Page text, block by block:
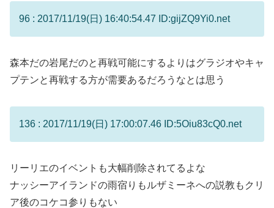
96 : 2017/11/19(日) 16:40:54.47 ID:gijZQ9Yi0.net
森本だの岩尾だのと再戦可能にするよりはグラジオやキャ
プテンと再戦する方が需要あるだろうなとは思う
136 : 2017/11/19(日) 17:00:07.46 ID:5Oiu83cQ0.net
リーリエのイベントも大幅削除されてるよな
ナッシーアイランドの雨宿りもルザミーネへの説教もクリ
ア後のコケコ参りもない